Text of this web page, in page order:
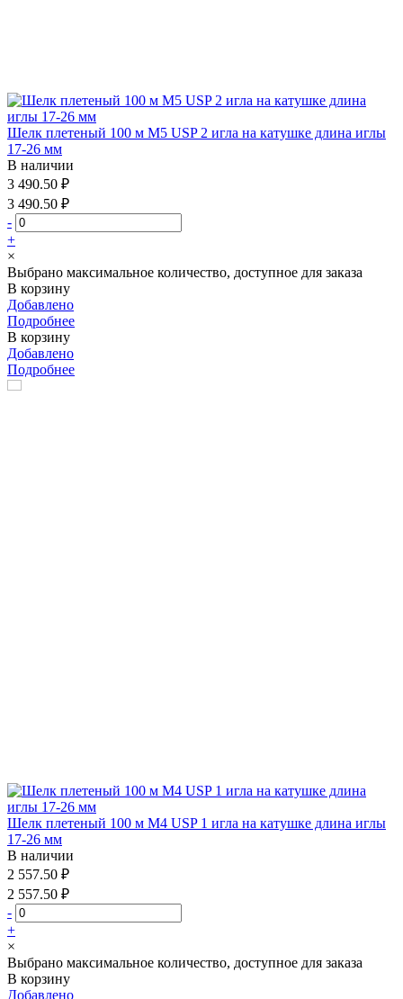
Шелк плетеный 100 м М5 USP 2 игла на катушке длина иглы
17-26 мм
В наличии
3 490.50 ₽
3 490.50 ₽
-
+
×
Выбрано максимальное количество, доступное для заказа
В корзину
Добавлено
Подробнее
В корзину
Добавлено
Подробнее
Шелк плетеный 100 м М4 USP 1 игла на катушке длина иглы
17-26 мм
В наличии
2 557.50 ₽
2 557.50 ₽
-
+
×
Выбрано максимальное количество, доступное для заказа
В корзину
Добавлено